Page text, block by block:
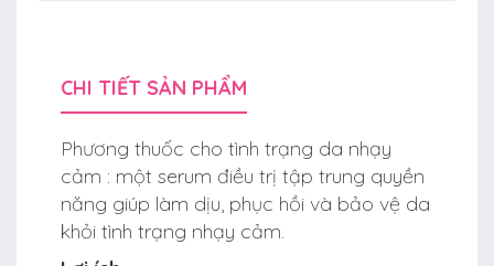
CHI TIẾT SẢN PHẨM
Phương thuốc cho tình trạng da nhạy
cảm : một serum điều trị tập trung quyền
năng giúp làm dịu, phục hồi và bảo vệ da
khỏi tình trạng nhạy cảm.